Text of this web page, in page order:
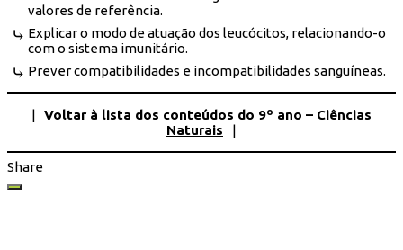
valores de referência.
Explicar o modo de atuação dos leucócitos, relacionando-o
com o sistema imunitário.
Prever compatibilidades e incompatibilidades sanguíneas.
| Voltar à lista dos conteúdos do 9º ano – Ciências
Naturais
|
Share